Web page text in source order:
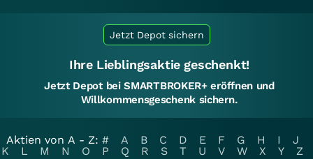
Jetzt Depot sichern
Ihre Lieblingsaktie geschenkt!
Jetzt Depot bei SMARTBROKER+ eröffnen und
Willkommensgeschenk sichern.
Aktien von A - Z: # A B C D E F G H I
J
K
L M N O P Q R S T U V W X Y
Z